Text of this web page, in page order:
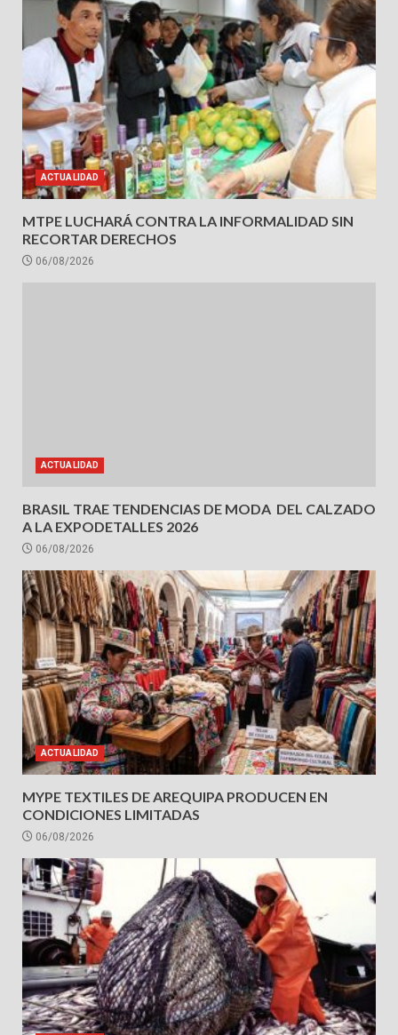
ACTUALIDAD
MTPE LUCHARÁ CONTRA LA INFORMALIDAD SIN
RECORTAR DERECHOS
06/08/2026
ACTUALIDAD
BRASIL TRAE TENDENCIAS DE MODA DEL CALZADO
A LA EXPODETALLES 2026
06/08/2026
ACTUALIDAD
MYPE TEXTILES DE AREQUIPA PRODUCEN EN
CONDICIONES LIMITADAS
06/08/2026